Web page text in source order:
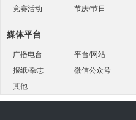
竞赛活动
节庆/节日
媒体平台
广播电台
平台/网站
报纸/杂志
微信公众号
其他